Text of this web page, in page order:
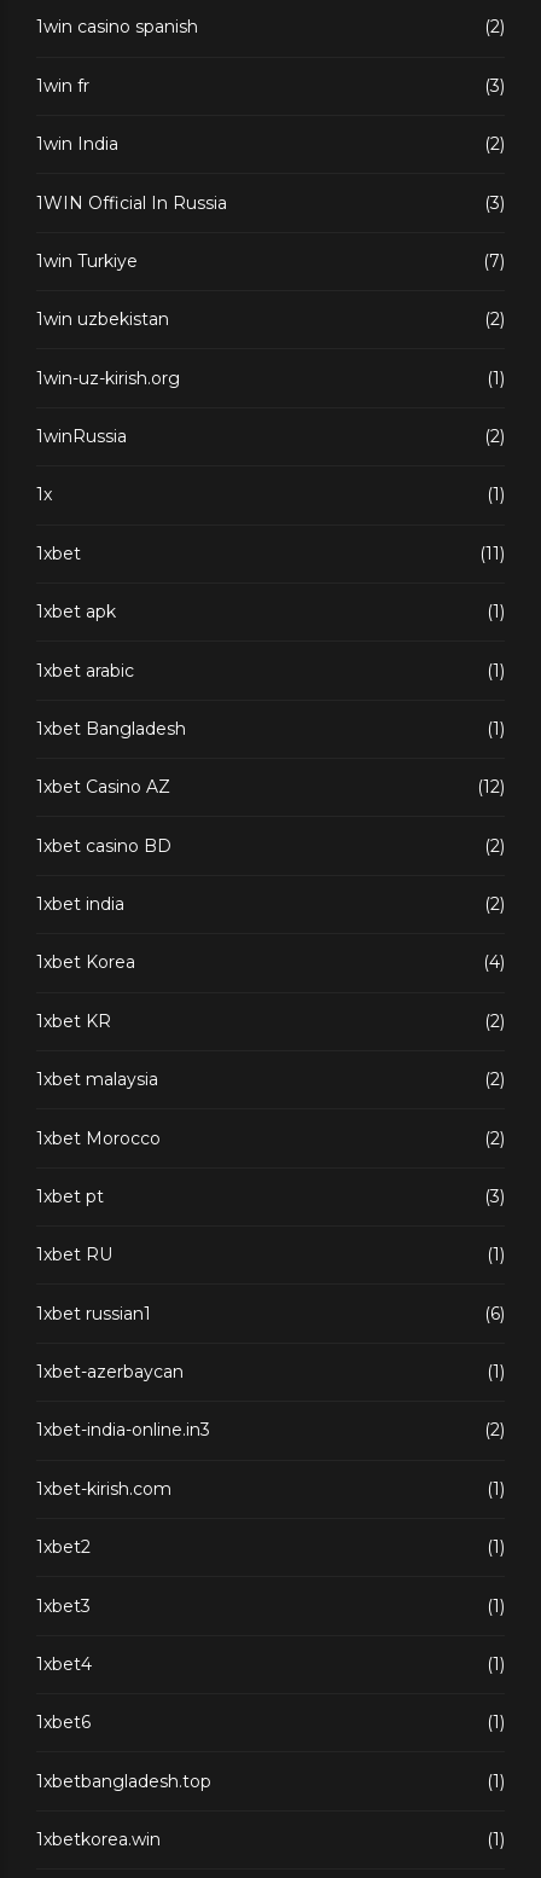
1win casino spanish (2)
1win fr (3)
1win India (2)
1WIN Official In Russia (3)
1win Turkiye (7)
1win uzbekistan (2)
1win-uz-kirish.org (1)
1winRussia (2)
1x (1)
1xbet (11)
1xbet apk (1)
1xbet arabic (1)
1xbet Bangladesh (1)
1xbet Casino AZ (12)
1xbet casino BD (2)
1xbet india (2)
1xbet Korea (4)
1xbet KR (2)
1xbet malaysia (2)
1xbet Morocco (2)
1xbet pt (3)
1xbet RU (1)
1xbet russian1 (6)
1xbet-azerbaycan (1)
1xbet-india-online.in3 (2)
1xbet-kirish.com (1)
1xbet2 (1)
1xbet3 (1)
1xbet4 (1)
1xbet6 (1)
1xbetbangladesh.top (1)
1xbetkorea.win (1)